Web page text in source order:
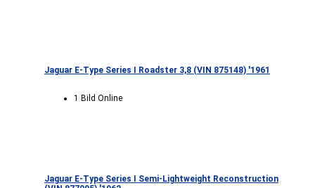
Jaguar E-Type Series I Roadster 3,8 (VIN 875148) '1961
1 Bild Online
Jaguar E-Type Series I Semi-Lightweight Reconstruction